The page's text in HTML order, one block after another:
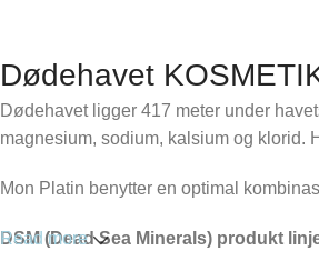
Dødehavet
Dødehavet ligger 417 meter under
magnesium, sodium, kalsium og klorid.
Mon Platin benytter en optimal
DSM (Dead Sea Minerals) produkt
Read more